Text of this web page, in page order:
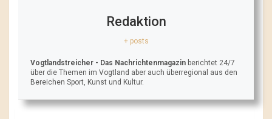
Redaktion
+ posts
Vogtlandstreicher - Das Nachrichtenmagazin berichtet 24/7
über die Themen im Vogtland aber auch überregional aus den
Bereichen Sport, Kunst und Kultur.